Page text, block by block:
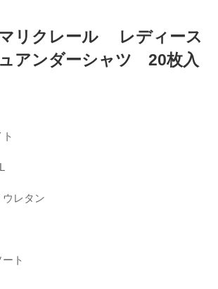
リクレール レディース
アンダーシャツ 20枚入
レタン
ト